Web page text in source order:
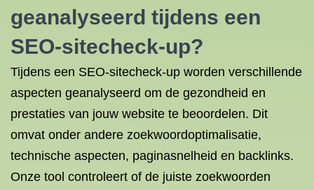
geanalyseerd tijdens een
SEO-sitecheck-up?
Tijdens een SEO-sitecheck-up worden verschillende
aspecten geanalyseerd om de gezondheid en
prestaties van jouw website te beoordelen. Dit
omvat onder andere zoekwoordoptimalisatie,
technische aspecten, paginasnelheid en backlinks.
Onze tool controleert of de juiste zoekwoorden